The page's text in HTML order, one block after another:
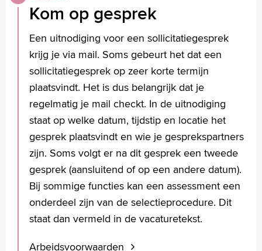
Kom op gesprek
Een uitnodiging voor een sollicitatiegesprek
krijg je via mail. Soms gebeurt het dat een
sollicitatiegesprek op zeer korte termijn
plaatsvindt. Het is dus belangrijk dat je
regelmatig je mail checkt. In de uitnodiging
staat op welke datum, tijdstip en locatie het
gesprek plaatsvindt en wie je gesprekspartners
zijn. Soms volgt er na dit gesprek een tweede
gesprek (aansluitend of op een andere datum).
Bij sommige functies kan een assessment een
onderdeel zijn van de selectieprocedure. Dit
staat dan vermeld in de vacaturetekst.
Arbeidsvoorwaarden